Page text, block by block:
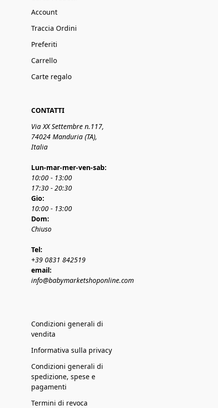
Account
Traccia Ordini
Preferiti
Carrello
Carte regalo
CONTATTI
Via XX Settembre n.117,
74024 Manduria (TA),
Italia
Lun-mar-mer-ven-sab:
10:00 - 13:00
17:30 - 20:30
Gio:
10:00 - 13:00
Dom:
Chiuso
Tel:
+39 0831 842519
email:
info@babymarketshoponline.com
Condizioni generali di
vendita
Informativa sulla privacy
Condizioni generali di
spedizione, spese e
pagamenti
Termini di revoca